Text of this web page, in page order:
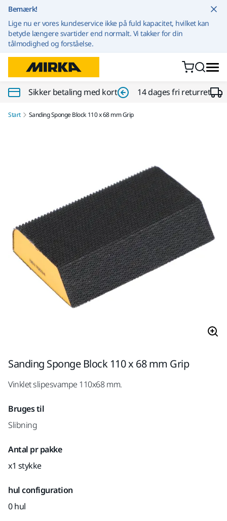
Bemærk!
Lige nu er vores kundeservice ikke på fuld kapacitet, hvilket kan
betyde længere svartider end normalt. Vi takker for din
tålmodighed og forståelse.
Sikker betaling med kort 14 dages fri returret
Start Sanding Sponge Block 110 x 68 mm Grip
Sanding Sponge Block 110 x 68 mm Grip
Vinklet slipesvampe 110x68 mm.
Bruges til
Slibning
Antal pr pakke
x1 stykke
hul configuration
0 hul